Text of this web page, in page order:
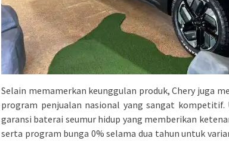
Selain memamerkan keunggulan produk, Chery juga
program penjualan nasional yang sangat kompetitif.
garansi baterai seumur hidup yang memberikan
serta program bunga 0% selama dua tahun untuk